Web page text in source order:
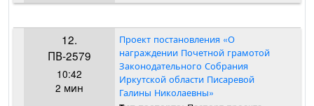
12.
ПВ-2579
10:42
2 мин
Проект постановления «О
награждении Почетной грамотой
Законодательного Собрания
Иркутской области Писаревой
Галины Николаевны»